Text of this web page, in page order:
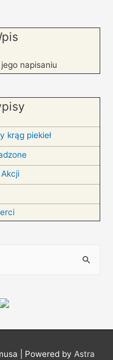
napisaniu
krąg piekieł
| Powered by Astra